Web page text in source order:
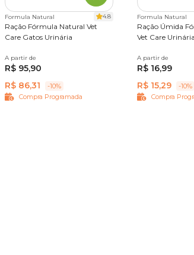
Formula Natural 4.8
Ração Fórmula Natural Vet
Care Gatos Urinária
1,5 kg
A partir de
R$ 95,90
R$ 86,31
-10%
Compra Programada
Formula Natural
Ração Úmida
Vet Care
100 g
A partir de
R$ 16,99
R$ 15,29
-10%
Compra